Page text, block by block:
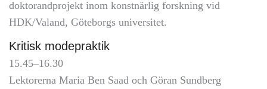
doktorandprojekt inom konstnärlig forskning vid
HDK/Valand, Göteborgs universitet.
Kritisk modepraktik
15.45–16.30
Lektorerna Maria Ben Saad och Göran Sundberg